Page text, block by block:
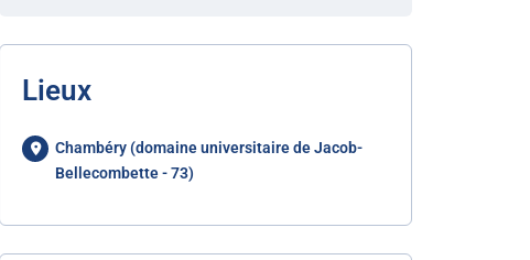
Lieux
Chambéry (domaine universitaire de Jacob-
Bellecombette - 73)